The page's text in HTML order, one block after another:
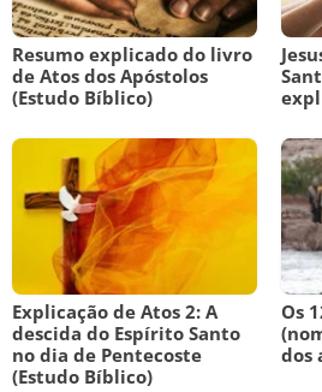
Resumo explicado do livro
de Atos dos Apóstolos
(Estudo Bíblico)
Explicação de Atos 2: A
descida do Espírito Santo
no dia de Pentecoste
(Estudo Bíblico)
Os
dos